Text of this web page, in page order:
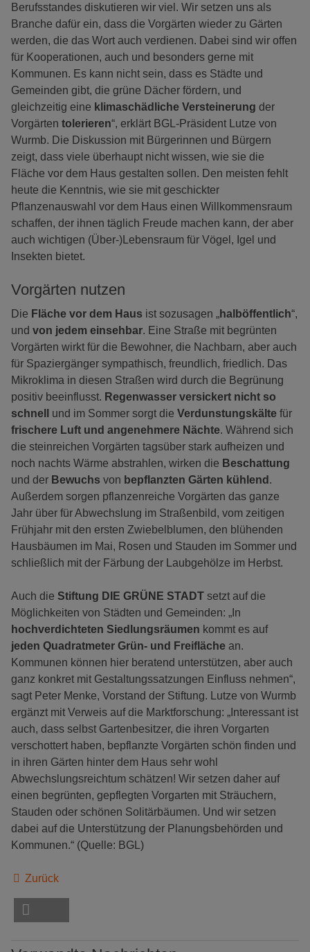
Berufsstandes diskutieren wir viel. Wir setzen uns als
Branche dafür ein, dass die Vorgärten wieder zu Gärten
werden, die das Wort auch verdienen. Dabei sind wir offen
für Kooperationen, auch und besonders gerne mit
Kommunen. Es kann nicht sein, dass es Städte und
Gemeinden gibt, die grüne Dächer fördern, und
gleichzeitig eine klimaschädliche Versteinerung der
Vorgärten tolerieren“, erklärt BGL-Präsident Lutze von
Wurmb. Die Diskussion mit Bürgerinnen und Bürgern
zeigt, dass viele überhaupt nicht wissen, wie sie die
Fläche vor dem Haus gestalten sollen. Den meisten fehlt
heute die Kenntnis, wie sie mit geschickter
Pflanzenauswahl vor dem Haus einen Willkommensraum
schaffen, der ihnen täglich Freude machen kann, der aber
auch wichtigen (Über-)Lebensraum für Vögel, Igel und
Insekten bietet.
Vorgärten nutzen
Die Fläche vor dem Haus ist sozusagen „halböffentlich“,
und von jedem einsehbar. Eine Straße mit begrünten
Vorgärten wirkt für die Bewohner, die Nachbarn, aber auch
für Spaziergänger sympathisch, freundlich, friedlich. Das
Mikroklima in diesen Straßen wird durch die Begrünung
positiv beeinflusst. Regenwasser versickert nicht so
schnell
und im Sommer sorgt die Verdunstungskälte für
frischere Luft und angenehmere Nächte. Während sich
die steinreichen Vorgärten tagsüber stark aufheizen und
noch nachts Wärme abstrahlen, wirken die Beschattung
und der Bewuchs von bepflanzten Gärten kühlend .
Außerdem sorgen pflanzenreiche Vorgärten das ganze
Jahr über für Abwechslung im Straßenbild, vom zeitigen
Frühjahr mit den ersten Zwiebelblumen, den blühenden
Hausbäumen im Mai, Rosen und Stauden im Sommer und
schließlich mit der Färbung der Laubgehölze im Herbst.
Auch die Stiftung DIE GRÜNE STADT setzt auf die
Möglichkeiten von Städten und Gemeinden: „In
hochverdichteten Siedlungsräumen kommt es auf
jeden Quadratmeter Grün- und Freifläche an.
Kommunen können hier beratend unterstützen, aber auch
ganz konkret mit Gestaltungssatzungen Einfluss nehmen“,
sagt Peter Menke, Vorstand der Stiftung. Lutze von Wurmb
ergänzt mit Verweis auf die Marktforschung: „Interessant ist
auch, dass selbst Gartenbesitzer, die ihren Vorgarten
verschottert haben, bepflanzte Vorgärten schön finden und
in ihren Gärten hinter dem Haus sehr wohl
Abwechslungsreichtum schätzen! Wir setzen daher auf
einen begrünten, gepflegten Vorgarten mit Sträuchern,
Stauden oder schönen Solitärbäumen. Und wir setzen
dabei auf die Unterstützung der Planungsbehörden und
Kommunen.“ (Quelle: BGL)
Zurück